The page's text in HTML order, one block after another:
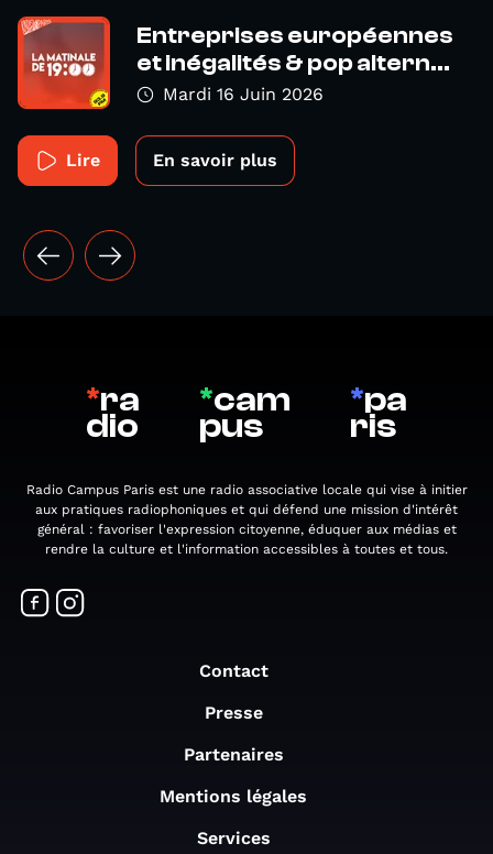
Entreprises européennes
et inégalités & pop altern...
Mardi 16 Juin 2026
Lire En savoir plus
*ra
dio
*cam
pus
*pa
ris
Radio Campus Paris est une radio associative locale qui vise à initier
aux pratiques radiophoniques et qui défend une mission d'intérêt
général : favoriser l'expression citoyenne, éduquer aux médias et
rendre la culture et l'information accessibles à toutes et tous.
Contact
Presse
Partenaires
Mentions légales
Services